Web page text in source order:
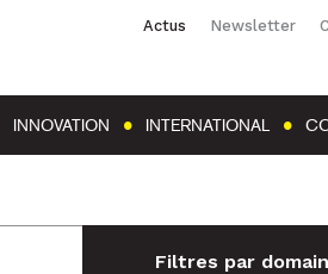
Actus Newsletter
INNOVATION INTERNATIONAL
Filtres par